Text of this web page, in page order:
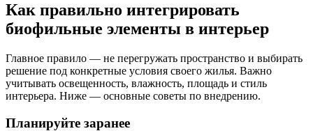
Как правильно интегрировать
биофильные элементы в интерьер
Главное правило — не перегружать пространство и выбирать
решение под конкретные условия своего жилья. Важно
учитывать освещенность, влажность, площадь и стиль
интерьера. Ниже — основные советы по внедрению.
Планируйте заранее